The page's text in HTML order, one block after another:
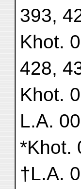
393,
Khot.
428,
Khot.
L.A.
*Khot.
†L.A.